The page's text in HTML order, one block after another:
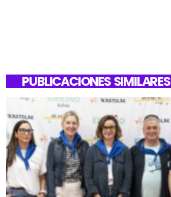
PUBLICACIONES SIMILARES